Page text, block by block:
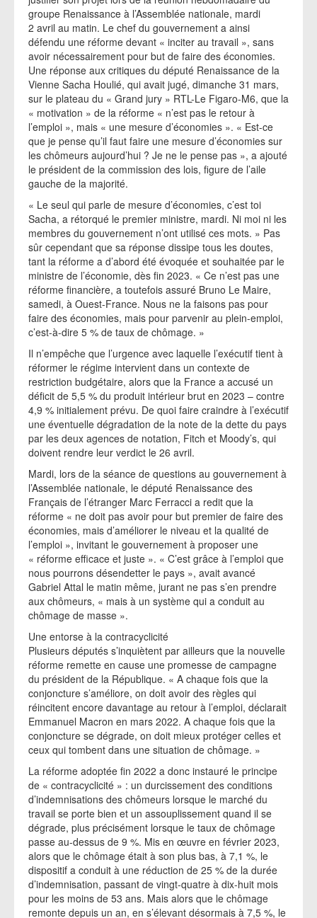
groupe Renaissance à l’Assemblée nationale, mardi
2 avril au matin. Le chef du gouvernement a ainsi
défendu une réforme devant « inciter au travail », sans
avoir nécessairement pour but de faire des économies.
Une réponse aux critiques du député Renaissance de la
Vienne Sacha Houlié, qui avait jugé, dimanche 31 mars,
sur le plateau du « Grand jury » RTL-Le Figaro-M6, que la
« motivation » de la réforme « n’est pas le retour à
l’emploi », mais « une mesure d’économies ». « Est-ce
que je pense qu’il faut faire une mesure d’économies sur
les chômeurs aujourd’hui ? Je ne le pense pas », a ajouté
le président de la commission des lois, figure de l’aile
gauche de la majorité.
« Le seul qui parle de mesure d’économies, c’est toi
Sacha, a rétorqué le premier ministre, mardi. Ni moi ni les
membres du gouvernement n’ont utilisé ces mots. » Pas
sûr cependant que sa réponse dissipe tous les doutes,
tant la réforme a d’abord été évoquée et souhaitée par le
ministre de l’économie, dès fin 2023. « Ce n’est pas une
réforme financière, a toutefois assuré Bruno Le Maire,
samedi, à Ouest-France. Nous ne la faisons pas pour
faire des économies, mais pour parvenir au plein-emploi,
c’est-à-dire 5 % de taux de chômage. »
Il n’empêche que l’urgence avec laquelle l’exécutif tient à
réformer le régime intervient dans un contexte de
restriction budgétaire, alors que la France a accusé un
déficit de 5,5 % du produit intérieur brut en 2023 – contre
4,9 % initialement prévu. De quoi faire craindre à l’exécutif
une éventuelle dégradation de la note de la dette du pays
par les deux agences de notation, Fitch et Moody’s, qui
doivent rendre leur verdict le 26 avril.
Mardi, lors de la séance de questions au gouvernement à
l’Assemblée nationale, le député Renaissance des
Français de l’étranger Marc Ferracci a redit que la
réforme « ne doit pas avoir pour but premier de faire des
économies, mais d’améliorer le niveau et la qualité de
l’emploi », invitant le gouvernement à proposer une
« réforme efficace et juste ». « C’est grâce à l’emploi que
nous pourrons désendetter le pays », avait avancé
Gabriel Attal le matin même, jurant ne pas s’en prendre
aux chômeurs, « mais à un système qui a conduit au
chômage de masse ».
Une entorse à la contracyclicité
Plusieurs députés s’inquiètent par ailleurs que la nouvelle
réforme remette en cause une promesse de campagne
du président de la République. « A chaque fois que la
conjoncture s’améliore, on doit avoir des règles qui
réincitent encore davantage au retour à l’emploi, déclarait
Emmanuel Macron en mars 2022. A chaque fois que la
conjoncture se dégrade, on doit mieux protéger celles et
ceux qui tombent dans une situation de chômage. »
La réforme adoptée fin 2022 a donc instauré le principe
de « contracyclicité » : un durcissement des conditions
d’indemnisations des chômeurs lorsque le marché du
travail se porte bien et un assouplissement quand il se
dégrade, plus précisément lorsque le taux de chômage
passe au-dessus de 9 %. Mis en œuvre en février 2023,
alors que le chômage était à son plus bas, à 7,1 %, le
dispositif a conduit à une réduction de 25 % de la durée
d’indemnisation, passant de vingt-quatre à dix-huit mois
pour les moins de 53 ans. Mais alors que le chômage
remonte depuis un an, en s’élevant désormais à 7,5 %, le